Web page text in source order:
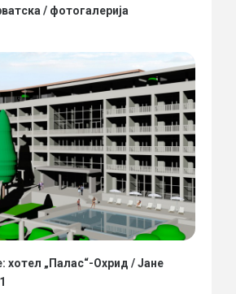
/ фотогалерија
„Палас“-Охрид / Јане